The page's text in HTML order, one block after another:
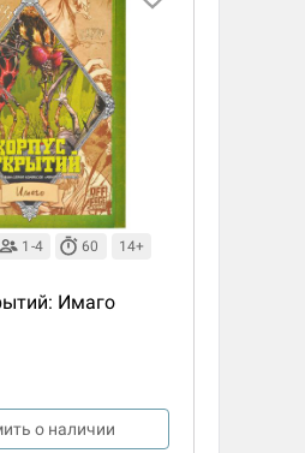
1-4 60 14+
Имаго
о наличии